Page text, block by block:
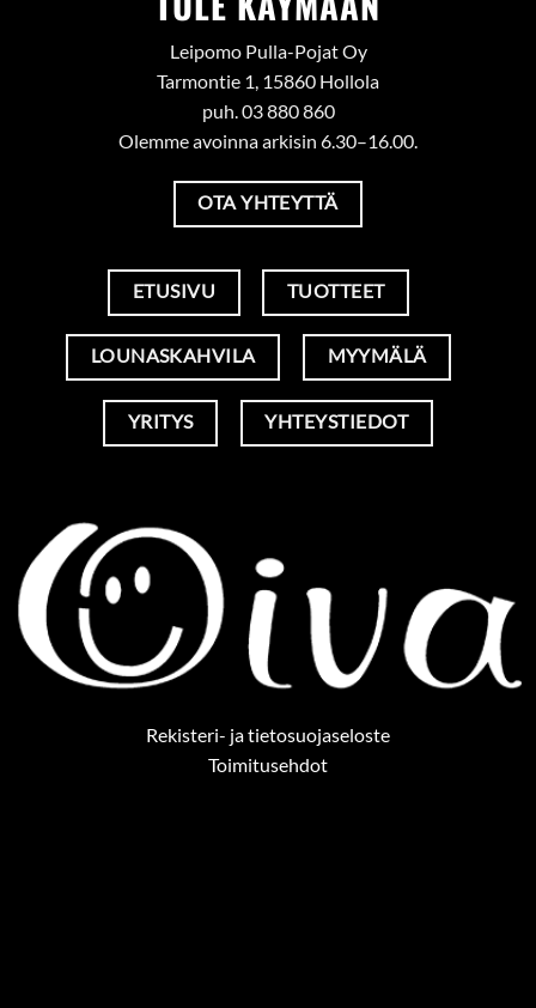
Leipomo Pulla-Pojat Oy
Tarmontie 1, 15860 Hollola
puh. 03 880 860
Olemme avoinna arkisin 6.30–16.00.
OTA YHTEYTTÄ
ETUSIVU TUOTTEET
LOUNASKAHVILA MYYMÄLÄ
YRITYS YHTEYSTIEDOT
Rekisteri- ja tietosuojaseloste
Toimitusehdot